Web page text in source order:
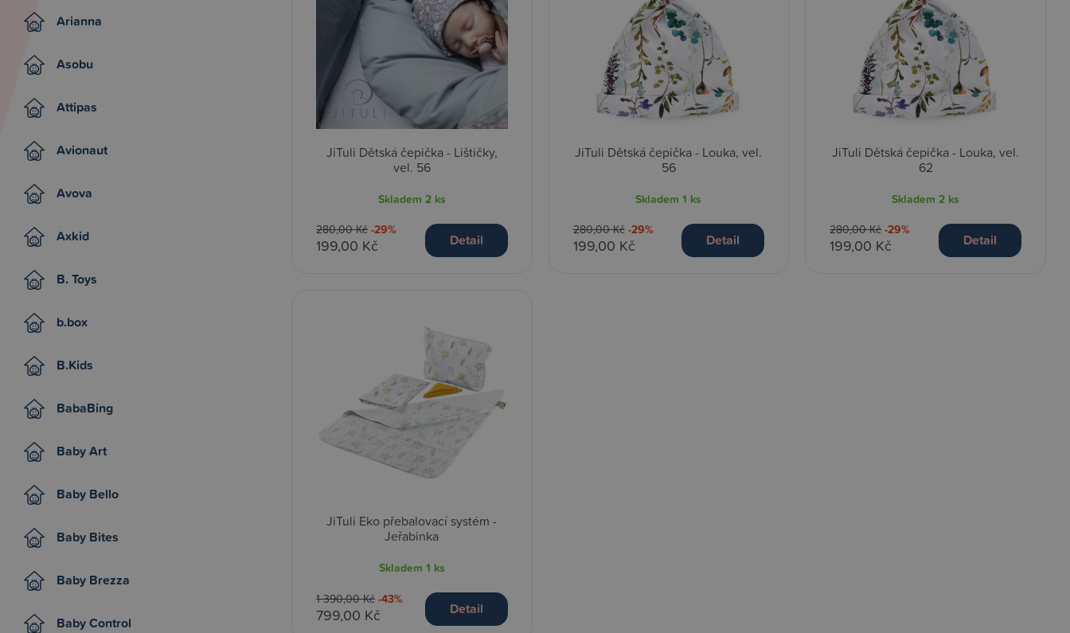
Arianna
Asobu
Attipas
Avionaut
Avova
Axkid
B. Toys
b.box
B.Kids
BabaBing
Baby Art
Baby Bello
Baby Bites
Baby Brezza
Baby Control
JiTuli Dětská čepička - Lištičky,
vel. 56
Skladem 2 ks
280,00 Kč -29%
199,00 Kč Detail
JiTuli Dětská čepička - Louka, vel.
56
Skladem1 ks
280,00 Kč -29%
199,00 Kč Detail
JiTuli Dětská čepička - Louka, vel.
62
Skladem2 ks
280,00 Kč -29%
199,00 Kč Detail
JiTuli Eko přebalovací systém -
Jeřabinka
Skladem 1 ks
1 390,00 Kč -43%
799,00 Kč Detail